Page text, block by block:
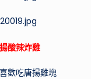
酸辣炸雞
歡吃唐揚雞塊